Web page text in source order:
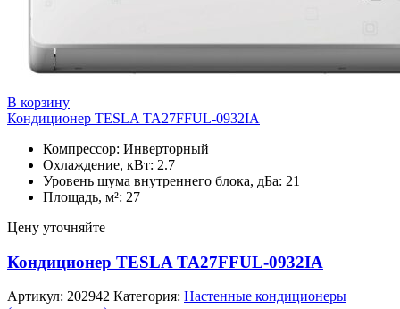
В корзину
Кондиционер TESLA TA27FFUL-0932IA
Компрессор: Инверторный
Охлаждение, кВт: 2.7
Уровень шума внутреннего блока, дБа: 21
Площадь, м²: 27
Цену уточняйте
Кондиционер TESLA TA27FFUL-0932IA
Артикул: 202942 Категория: Настенные кондиционеры